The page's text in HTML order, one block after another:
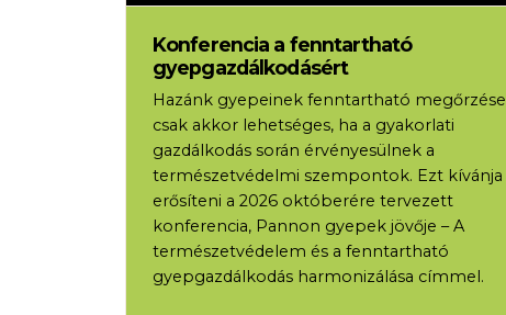
Konferencia a fenntartható
gyepgazdálkodásért
Hazánk gyepeinek fenntartható megőrzése
csak akkor lehetséges, ha a gyakorlati
gazdálkodás során érvényesülnek a
természetvédelmi szempontok. Ezt kívánja
erősíteni a 2026 októberére tervezett
konferencia, Pannon gyepek jövője – A
természetvédelem és a fenntartható
gyepgazdálkodás harmonizálása címmel.